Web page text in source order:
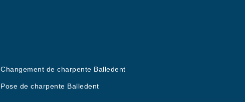
Changement de charpente Balledent
Pose de charpente Balledent